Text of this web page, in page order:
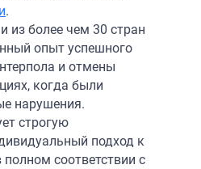
.
из более чем 30 стран
опыт успешного
и отмены
когда были
нарушения.
строгую
подход к
соответствии с